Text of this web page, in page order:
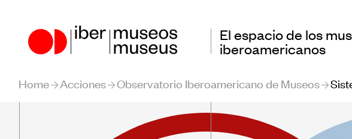
El espacio de los
iberoamericanos
Home Acciones Observatorio Iberoamericano de Museos